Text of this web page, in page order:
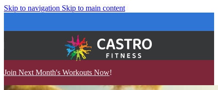
Skip to navigation Skip to main content
Join Next Month's Workouts Now!